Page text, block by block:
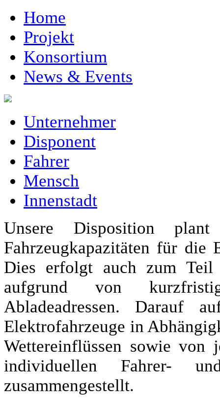
Home
Projekt
Konsortium
News & Events
Unternehmer
Disponent
Fahrer
Mensch
Innenstadt
Unsere Disposition
Fahrzeugkapazitäten für die
Dies erfolgt auch zum Teil
aufgrund von
Abladeadressen. Darauf
Elektrofahrzeuge in
Wettereinflüssen sowie von
individuellen Fahrer-
zusammengestellt.